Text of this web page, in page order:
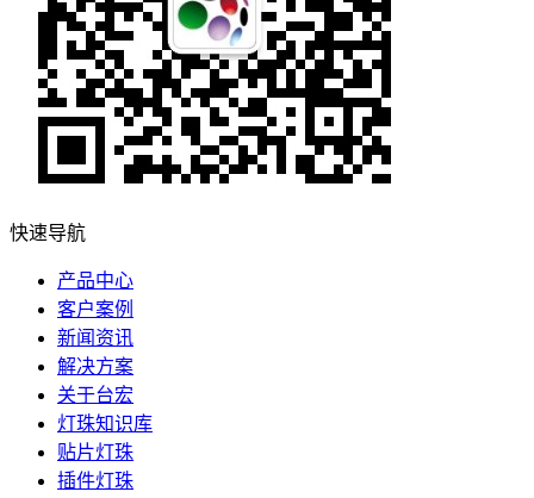
快速导航
产品中心
客户案例
新闻资讯
解决方案
关于台宏
灯珠知识库
贴片灯珠
插件灯珠